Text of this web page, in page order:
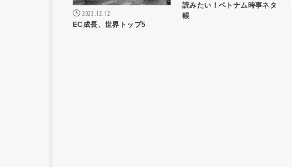
2023.12.12
EC成長、世界トップ5
読みたい！ベトナム時事ネタ
帳